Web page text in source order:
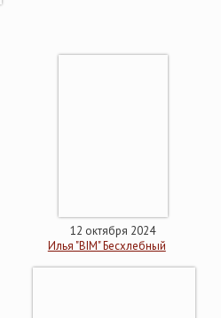
12 октября 2024
Илья "BIM" Бесхлебный